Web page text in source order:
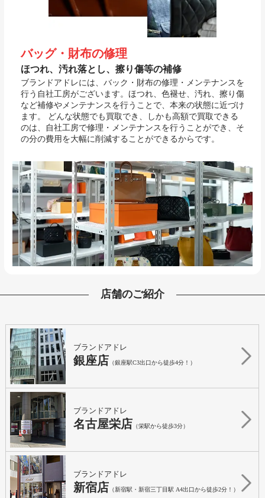
バッグ・財布の修理
ほつれ、汚れ落とし、擦り傷等の補修
ブランドアドレには、バック・財布の修理・メンテナンスを
行う自社工房がございます。ほつれ、色褪せ、汚れ、擦り傷
など補修やメンテナンスを行うことで、本来の状態に近づけ
ます。 どんな状態でも買取でき、しかも高額で買取できる
のは、自社工房で修理・メンテナンスを行うことができ、そ
の分の費用を大幅に削減することができるからです。
店舗のご紹介
ブランドアドレ
銀座店 （銀座駅C3出口から徒歩4分！）
ブランドアドレ
名古屋栄店 （栄駅から徒歩3分）
ブランドアドレ
新宿店 （新宿駅・新宿三丁目駅 A4出口から徒歩2分！）